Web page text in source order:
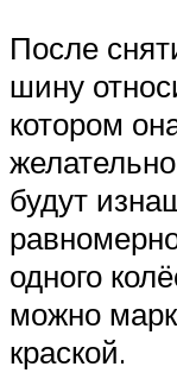
После
шину
котором
будут
одного
можно
краской.